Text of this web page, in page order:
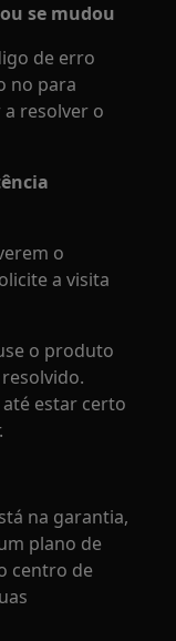
se mudou
de erro
no para
resolver o
o
a visita
o produto
estar certo
na garantia,
plano de
centro de